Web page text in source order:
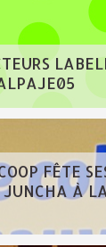
FÊTE
JUNCHA À